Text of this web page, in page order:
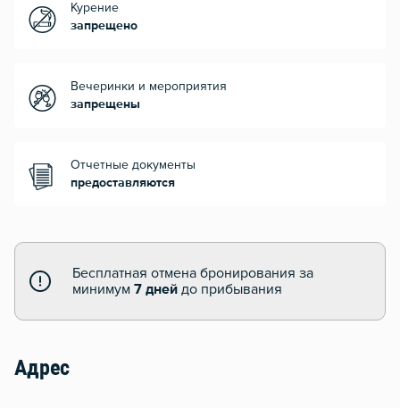
Курение
запрещено
Вечеринки и мероприятия
запрещены
Отчетные документы
предоставляются
Бесплатная отмена бронирования за
минимум 7 дней до прибывания
Адрес